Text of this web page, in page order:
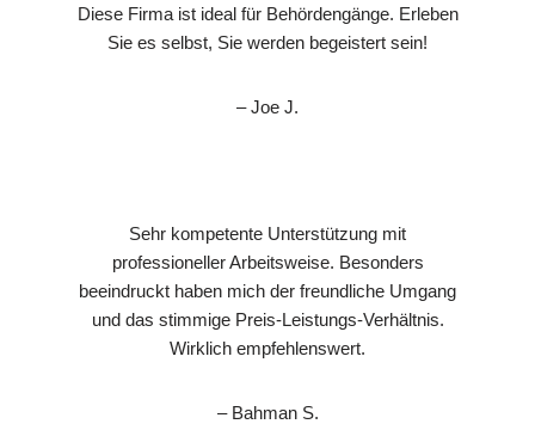
Diese Firma ist ideal für Behördengänge. Erleben
Sie es selbst, Sie werden begeistert sein!
– Joe J.
Sehr kompetente Unterstützung mit
professioneller Arbeitsweise. Besonders
beeindruckt haben mich der freundliche Umgang
und das stimmige Preis-Leistungs-Verhältnis.
Wirklich empfehlenswert.
– Bahman S.